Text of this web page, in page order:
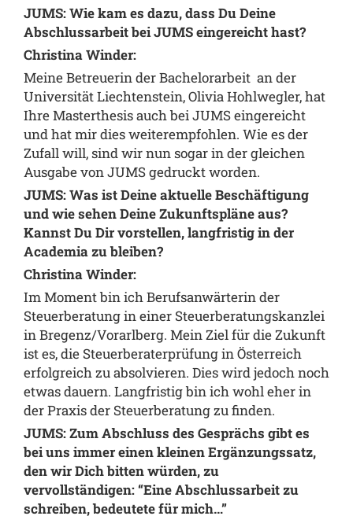
JUMS: Wie kam es dazu, dass Du Deine
Abschlussarbeit bei JUMS eingereicht hast?
Christina Winder:
Meine Betreuerin der Bachelorarbeit an der
Universität Liechtenstein, Olivia Hohlwegler, hat
Ihre Masterthesis auch bei JUMS eingereicht
und hat mir dies weiterempfohlen. Wie es der
Zufall will, sind wir nun sogar in der gleichen
Ausgabe von JUMS gedruckt worden.
JUMS: Was ist Deine aktuelle Beschäftigung
und wie sehen Deine Zukunftspläne aus?
Kannst Du Dir vorstellen, langfristig in der
Academia zu bleiben?
Christina Winder:
Im Moment bin ich Berufsanwärterin der
Steuerberatung in einer Steuerberatungskanzlei
in Bregenz/Vorarlberg. Mein Ziel für die Zukunft
ist es, die Steuerberaterprüfung in Österreich
erfolgreich zu absolvieren. Dies wird jedoch noch
etwas dauern. Langfristig bin ich wohl eher in
der Praxis der Steuerberatung zu finden.
JUMS: Zum Abschluss des Gesprächs gibt es
bei uns immer einen kleinen Ergänzungssatz,
den wir Dich bitten würden, zu
vervollständigen: “Eine Abschlussarbeit zu
schreiben, bedeutete für mich…”